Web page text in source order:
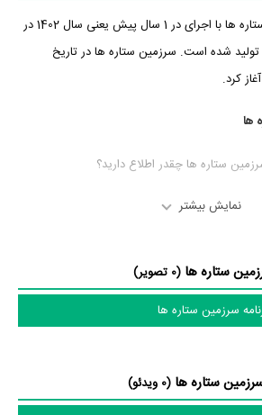
برنامه تلویزیونی سرزمین ستاره ها با اجرای در 1 سال پیش یعنی سال 1402 در
شده است. سرزمین ستاره ها در تاریخ
ها
ستاره ها چقدر اطلاع دارید؟
تیم رسانه‌ای اثر و یا توسط دیگر رسانه‌ها درباره
زیادی را برای مردم منطقه داشته‌اند.»
اختصاصی دارند.
نمایش بیشتر
ستاره ها (0 تصویر)
سرزمین ستاره ها
ستاره ها (0 ویدئو)